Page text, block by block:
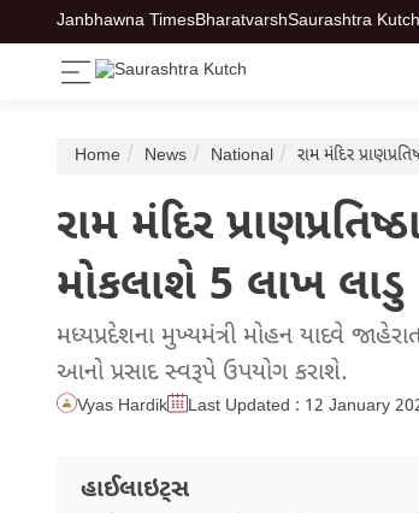
Janbhawna TimesBharatvarshSaurashtra Kutch
Home News National રામ મંદિર
રામ મંદિર
મોકલાશે 5 લાખ લાડુ
મધ્યપ્રદેશના મુખ્યમંત્રી મોહન યાદવે
આનો પ્રસાદ સ્વરૂપે ઉપયોગ કરાશે.
Vyas Hardik Last Updated : 12 January
હાઈલાઇટ્સ